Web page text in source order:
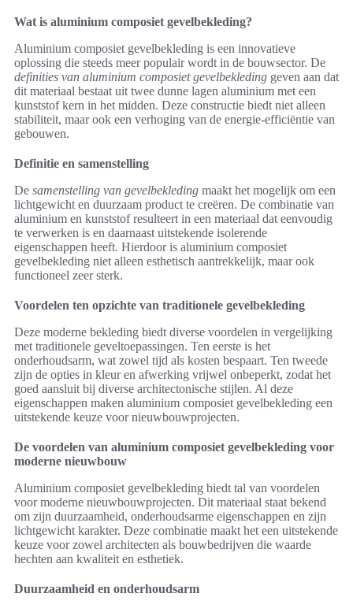
Wat is aluminium composiet gevelbekleding?
Aluminium composiet gevelbekleding is een innovatieve
oplossing die steeds meer populair wordt in de bouwsector. De
definities van aluminium composiet gevelbekleding geven aan dat
dit materiaal bestaat uit twee dunne lagen aluminium met een
kunststof kern in het midden. Deze constructie biedt niet alleen
stabiliteit, maar ook een verhoging van de energie-efficiëntie van
gebouwen.
Definitie en samenstelling
De samenstelling van gevelbekleding maakt het mogelijk om een
lichtgewicht en duurzaam product te creëren. De combinatie van
aluminium en kunststof resulteert in een materiaal dat eenvoudig
te verwerken is en daarnaast uitstekende isolerende
eigenschappen heeft. Hierdoor is aluminium composiet
gevelbekleding niet alleen esthetisch aantrekkelijk, maar ook
functioneel zeer sterk.
Voordelen ten opzichte van traditionele gevelbekleding
Deze moderne bekleding biedt diverse voordelen in vergelijking
met traditionele geveltoepassingen. Ten eerste is het
onderhoudsarm, wat zowel tijd als kosten bespaart. Ten tweede
zijn de opties in kleur en afwerking vrijwel onbeperkt, zodat het
goed aansluit bij diverse architectonische stijlen. Al deze
eigenschappen maken aluminium composiet gevelbekleding een
uitstekende keuze voor nieuwbouwprojecten.
De voordelen van aluminium composiet gevelbekleding voor
moderne nieuwbouw
Aluminium composiet gevelbekleding biedt tal van voordelen
voor moderne nieuwbouwprojecten. Dit materiaal staat bekend
om zijn duurzaamheid, onderhoudsarme eigenschappen en zijn
lichtgewicht karakter. Deze combinatie maakt het een uitstekende
keuze voor zowel architecten als bouwbedrijven die waarde
hechten aan kwaliteit en esthetiek.
Duurzaamheid en onderhoudsarm